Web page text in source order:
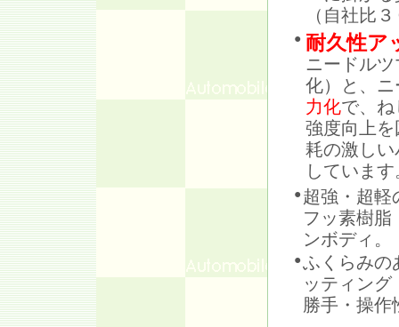
（自社比
● 耐久性ア
ニードルツ
化）と、
力化で、ね
強度向上
耗の激し
しています
● 超強・超軽
フッ素樹脂
ンボディ。
●ふくらみの
ッティン
勝手・操作